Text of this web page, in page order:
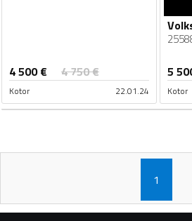
4 500€ 4 750€
Kotor 22.01.24
5
Kotor
1